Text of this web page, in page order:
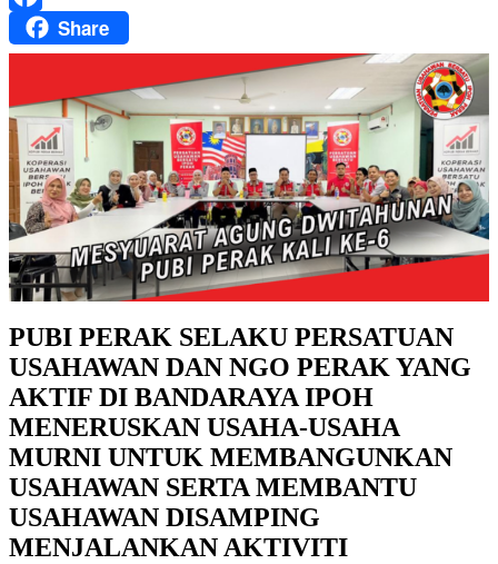
FacebookShare
PUBI PERAK SELAKU PERSATUAN
USAHAWAN DAN NGO PERAK YANG
AKTIF DI BANDARAYA IPOH
MENERUSKAN USAHA-USAHA
MURNI UNTUK MEMBANGUNKAN
USAHAWAN SERTA MEMBANTU
USAHAWAN DISAMPING
MENJALANKAN AKTIVITI